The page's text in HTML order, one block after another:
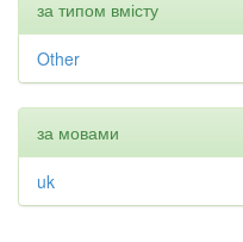
за типом вмісту
Other
за мовами
uk